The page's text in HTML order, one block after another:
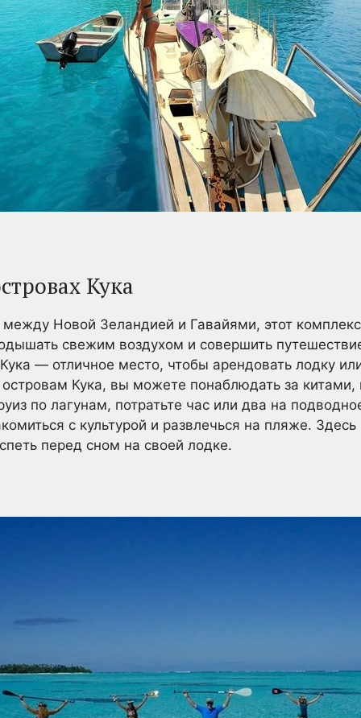
Кука
Новой Зеландией и Гавайями, этот
свежим воздухом и совершить
— отличное место, чтобы арендовать лодку
Кука, вы можете понаблюдать за китами,
по лагунам, потратьте час или два на
с культурой и развлечься на пляже.
перед сном на своей лодке.